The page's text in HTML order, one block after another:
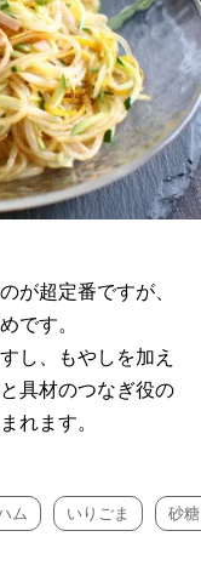
が超定番ですが、
です。
し、もやしを加え
具材のつなぎ役の
れます。
ム いりごま 砂糖